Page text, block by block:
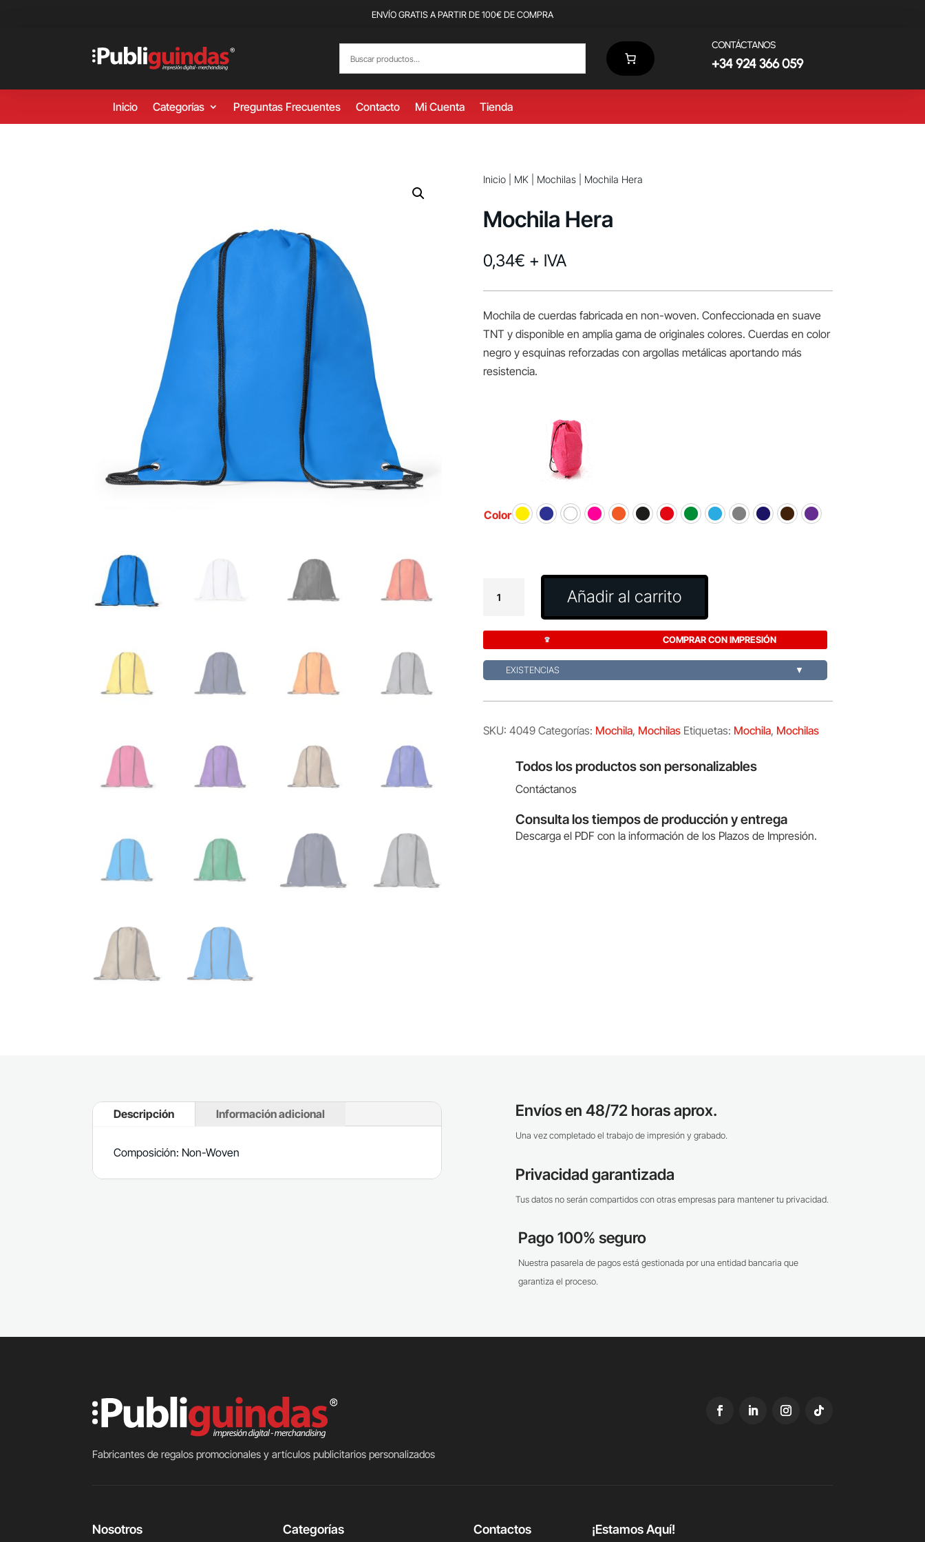
ENVÍO GRATIS A PARTIR DE 100€ DE COMPRA
CONTÁCTANOS
+34 924 366 059
Inicio Categorías Preguntas Frecuentes Contacto Mi Cuenta Tienda
Inicio| MK| Mochilas| Mochila Hera
Mochila Hera
0,34€ + IVA
Mochila de cuerdas fabricada en non-woven. Confeccionada en suave
TNT y disponible en amplia gama de originales colores. Cuerdas en color
negro y esquinas reforzadas con argollas metálicas aportando más
resistencia.
Color
Hera
Añadir al carrito
COMPRAR CON IMPRESIÓN
EXISTENCIAS ▼
SKU: 4049 Categorías: Mochila, Mochilas Etiquetas: Mochila, Mochilas
Todos los productos son personalizables
Contáctanos
Consulta los tiempos de producción y entrega
Descarga el PDF con la información de los Plazos de Impresión.
Descripción Información adicional
Composición: Non-Woven
Envíos en 48/72 horas aprox.
Una vez completado el trabajo de impresión y grabado.
Privacidad garantizada
Tus datos no serán compartidos con otras empresas para mantener tu privacidad.
Pago 100% seguro
Nuestra pasarela de pagos está gestionada por una entidad bancaria que
garantiza el proceso.
Fabricantes de regalos promocionales y artículos publicitarios personalizados
Nosotros Categorías Contactos ¡Estamos Aquí!